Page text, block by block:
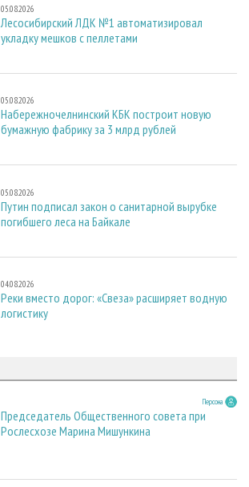
05.08.2026
Лесосибирский ЛДК №1 автоматизировал
укладку мешков с пеллетами
05.08.2026
Набережночелнинский КБК построит новую
бумажную фабрику за 3 млрд рублей
05.08.2026
Путин подписал закон о санитарной вырубке
погибшего леса на Байкале
04.08.2026
Реки вместо дорог: «Свеза» расширяет водную
логистику
Персона
Председатель Общественного совета при
Рослесхозе Марина Мишункина